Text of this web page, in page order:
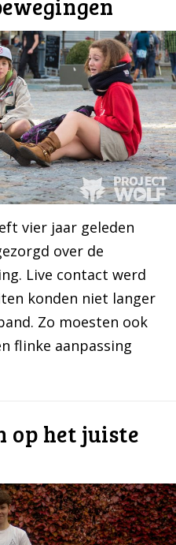
vier jaar geleden
over de
Live contact werd
konden niet langer
Zo moesten ook
flinke aanpassing
op het juiste